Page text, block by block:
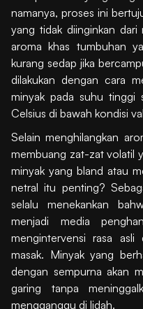
namanya, proses ini
yang tidak diinginkan dari
aroma khas tumbuhan
kurang sedap jika
dilakukan dengan cara
minyak pada suhu
Celsius di bawah kondisi
Selain menghilangkan
membuang zat-zat volatil
minyak yang bland atau
netral itu penting?
selalu menekankan
menjadi media
mengintervensi rasa
masak. Minyak yang
dengan sempurna akan
garing tanpa
mengganggu di lidah.